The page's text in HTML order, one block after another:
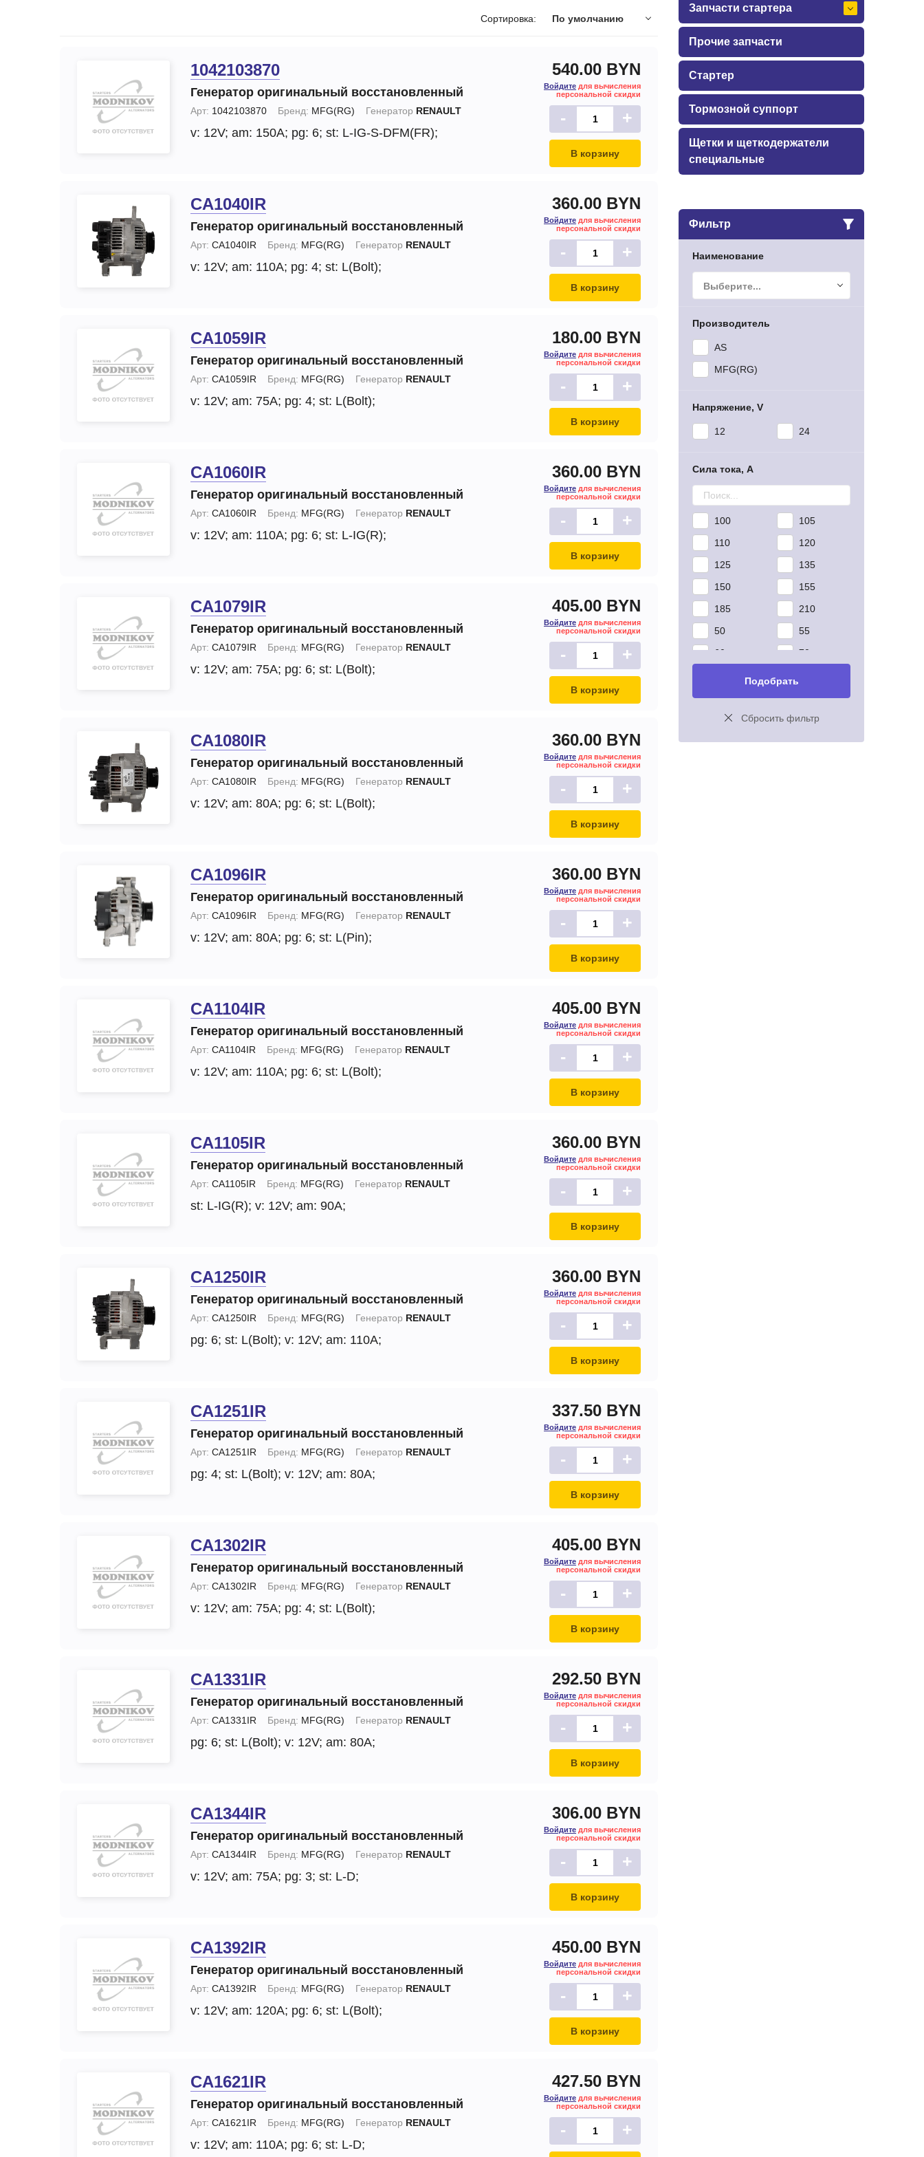
Тормозные суппорты
Щетки и
щеткодержатели
специальные
Замена стартера
Замена генераторов
Сортировка: По умолчанию
1042103870
Генератор оригинальный восстановленный
Арт: 1042103870 Бренд: MFG(RG) Генератор RENAULT
v: 12V; am: 150A; pg: 6; st: L-IG-S-DFM(FR);
540.00 BYN
Войдите для вычисления
персональной скидки
- +
В корзину
CA1040IR
Генератор оригинальный восстановленный
Арт: CA1040IR Бренд: MFG(RG) Генератор RENAULT
v: 12V; am: 110A; pg: 4; st: L(Bolt);
360.00 BYN
Войдите для вычисления
персональной скидки
- +
В корзину
CA1059IR
Генератор оригинальный восстановленный
Арт: CA1059IR Бренд: MFG(RG) Генератор RENAULT
v: 12V; am: 75A; pg: 4; st: L(Bolt);
180.00 BYN
Войдите для вычисления
персональной скидки
- +
В корзину
CA1060IR
Генератор оригинальный восстановленный
Арт: CA1060IR Бренд: MFG(RG) Генератор RENAULT
v: 12V; am: 110A; pg: 6; st: L-IG(R);
360.00 BYN
Войдите для вычисления
персональной скидки
- +
В корзину
CA1079IR
Генератор оригинальный восстановленный
Арт: CA1079IR Бренд: MFG(RG) Генератор RENAULT
v: 12V; am: 75A; pg: 6; st: L(Bolt);
405.00 BYN
Войдите для вычисления
персональной скидки
- +
В корзину
CA1080IR
Генератор оригинальный восстановленный
Арт: CA1080IR Бренд: MFG(RG) Генератор RENAULT
v: 12V; am: 80A; pg: 6; st: L(Bolt);
360.00 BYN
Войдите для вычисления
персональной скидки
- +
В корзину
CA1096IR
Генератор оригинальный восстановленный
Арт: CA1096IR Бренд: MFG(RG) Генератор RENAULT
v: 12V; am: 80A; pg: 6; st: L(Pin);
360.00 BYN
Войдите для вычисления
персональной скидки
- +
В корзину
CA1104IR
Генератор оригинальный восстановленный
Арт: CA1104IR Бренд: MFG(RG) Генератор RENAULT
v: 12V; am: 110A; pg: 6; st: L(Bolt);
405.00 BYN
Войдите для вычисления
персональной скидки
- +
В корзину
CA1105IR
Генератор оригинальный восстановленный
Арт: CA1105IR Бренд: MFG(RG) Генератор RENAULT
st: L-IG(R); v: 12V; am: 90A;
360.00 BYN
Войдите для вычисления
персональной скидки
- +
В корзину
CA1250IR
Генератор оригинальный восстановленный
Арт: CA1250IR Бренд: MFG(RG) Генератор RENAULT
pg: 6; st: L(Bolt); v: 12V; am: 110A;
360.00 BYN
Войдите для вычисления
персональной скидки
- +
В корзину
CA1251IR
Генератор оригинальный восстановленный
Арт: CA1251IR Бренд: MFG(RG) Генератор RENAULT
pg: 4; st: L(Bolt); v: 12V; am: 80A;
337.50 BYN
Войдите для вычисления
персональной скидки
- +
В корзину
CA1302IR
Генератор оригинальный восстановленный
Арт: CA1302IR Бренд: MFG(RG) Генератор RENAULT
v: 12V; am: 75A; pg: 4; st: L(Bolt);
405.00 BYN
Войдите для вычисления
персональной скидки
- +
В корзину
CA1331IR
Генератор оригинальный восстановленный
Арт: CA1331IR Бренд: MFG(RG) Генератор RENAULT
pg: 6; st: L(Bolt); v: 12V; am: 80A;
292.50 BYN
Войдите для вычисления
персональной скидки
- +
В корзину
CA1344IR
Генератор оригинальный восстановленный
Арт: CA1344IR Бренд: MFG(RG) Генератор RENAULT
v: 12V; am: 75A; pg: 3; st: L-D;
306.00 BYN
Войдите для вычисления
персональной скидки
- +
В корзину
CA1392IR
Генератор оригинальный восстановленный
Арт: CA1392IR Бренд: MFG(RG) Генератор RENAULT
v: 12V; am: 120A; pg: 6; st: L(Bolt);
450.00 BYN
Войдите для вычисления
персональной скидки
- +
В корзину
CA1621IR
Генератор оригинальный восстановленный
Арт: CA1621IR Бренд: MFG(RG) Генератор RENAULT
v: 12V; am: 110A; pg: 6; st: L-D;
427.50 BYN
Войдите для вычисления
персональной скидки
- +
Запчасти стартера
Прочие запчасти
Стартер
Тормозной суппорт
Щетки и щеткодержатели
специальные
Фильтр
Наименование
Выберите...
Производитель
AS
MFG(RG)
Напряжение, V
12 24
Сила тока, A
100
105
110
120
125
135
150
155
185
210
50
55
60
70
85
90
95
98
Подобрать
Сбросить фильтр